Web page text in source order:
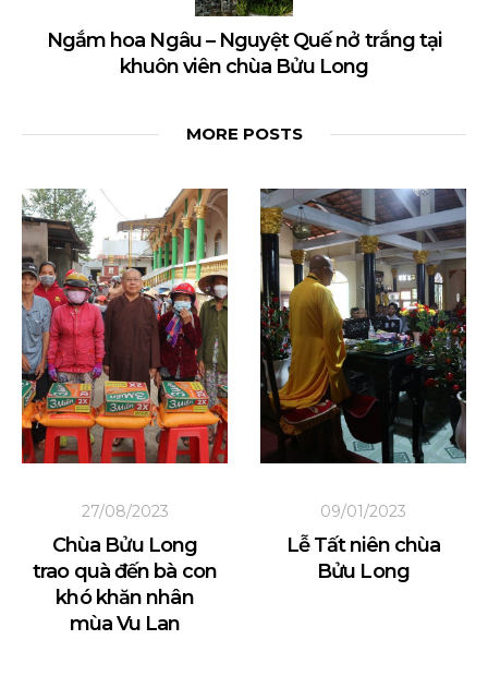
Ngắm hoa Ngâu – Nguyệt Quế nở trắng tại
khuôn viên chùa Bửu Long
MORE POSTS
27/08/2023
Chùa Bửu Long
trao quà đến bà con
khó khăn nhân
mùa Vu Lan
09/01/2023
Lễ Tất niên chùa
Bửu Long